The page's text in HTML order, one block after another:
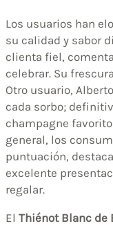
Los usuarios han
su calidad y sabor
clienta fiel,
celebrar. Su
Otro usuario,
cada sorbo;
champagne
general, los
puntuación,
excelente
regalar.
El Thiénot Blanc de